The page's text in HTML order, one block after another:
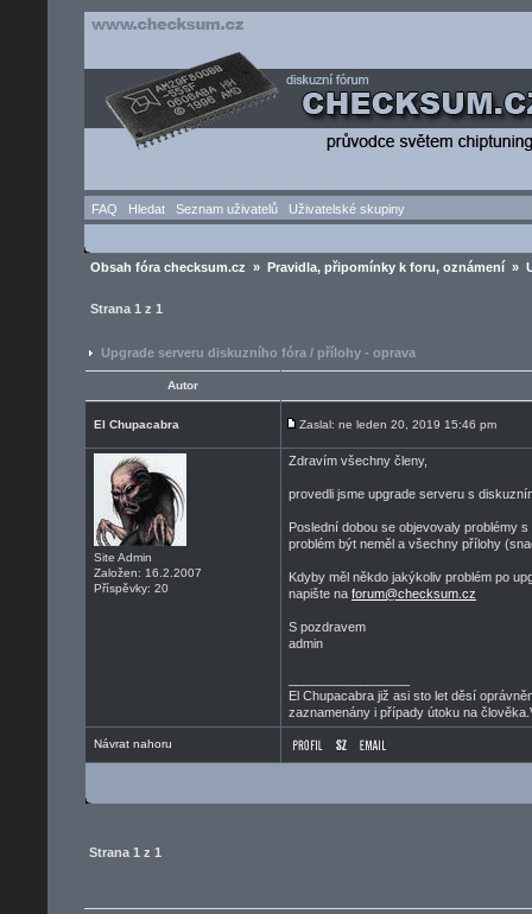
FAQ Hledat Seznam uživatelů Uživatelské skupiny
Obsah fóra checksum.cz » Pravidla, připomínky k foru, oznámení »
Strana 1 z 1
Upgrade serveru diskuzního fóra / přílohy - oprava
Autor
El Chupacabra Zaslal: ne leden 20, 2019 15:46 pm
Site Admin
Založen: 16.2.2007
Příspěvky: 20
Zdravím všechny členy,
provedli jsme upgrade serveru s
Poslední dobou se objevovaly problémy
problém být neměl a všechny přílohy
Kdyby měl někdo jakýkoliv problém po
napište na forum@checksum.cz
S pozdravem
admin
El Chupacabra již asi sto let děsí
zaznamenány i případy útoku na
Návrat nahoru
Strana 1 z 1